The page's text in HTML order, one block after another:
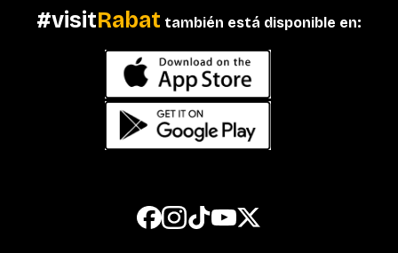
#visitRabat también está disponible en: